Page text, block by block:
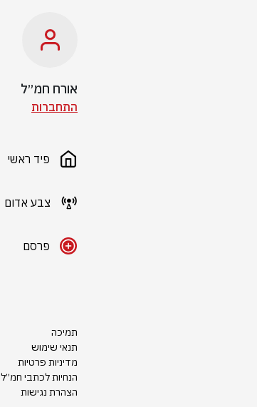
אורח חמ״ל
התחברות
פיד ראשי
צבע אדום
פרסם
תמיכה
תנאי שימוש
מדיניות פרטיות
הנחיות לכתבי חמ״ל
הצהרת נגישות